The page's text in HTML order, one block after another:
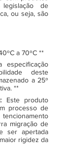
legislação de
ou seja, são
a 70ºC **
especificação
deste
a 25º
**
Este produto
processo de
migração de
ser apertada
rigidez da